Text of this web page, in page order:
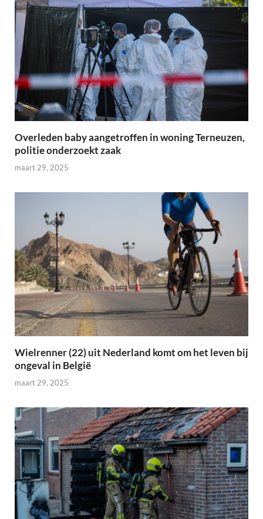
Overleden baby aangetroffen in woning Terneuzen,
politie onderzoekt zaak
maart 29, 2025
Wielrenner (22) uit Nederland komt om het leven bij
ongeval in België
maart 29, 2025